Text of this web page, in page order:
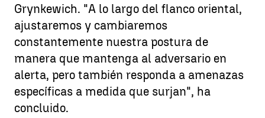
Grynkewich. "A lo largo del flanco oriental,
ajustaremos y cambiaremos
constantemente nuestra postura de
manera que mantenga al adversario en
alerta, pero también responda a amenazas
específicas a medida que surjan", ha
concluido.